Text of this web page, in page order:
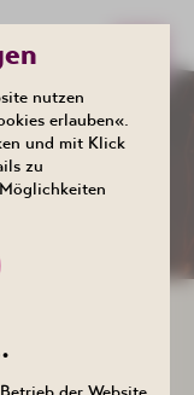
nutzen
erlauben«.
und mit Klick
zu